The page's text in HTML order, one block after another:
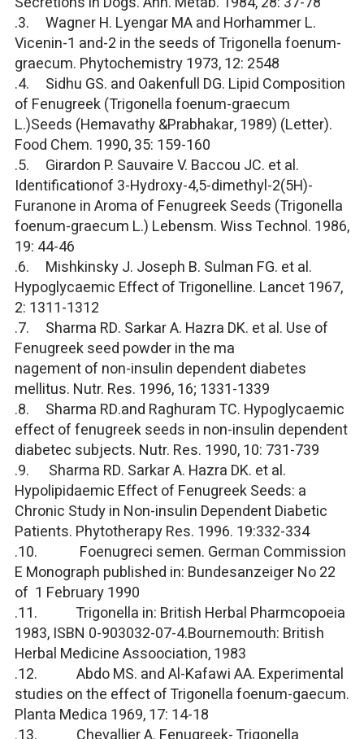
.3. Wagner H. Lyengar MA and Horhammer L.
Vicenin-1 and-2 in the seeds of Trigonella foenum-
graecum. Phytochemistry 1973, 12: 2548
.4. Sidhu GS. and Oakenfull DG. Lipid Composition
of Fenugreek (Trigonella foenum-graecum
L.)Seeds (Hemavathy &Prabhakar, 1989) (Letter).
Food Chem. 1990, 35: 159-160
.5. Girardon P. Sauvaire V. Baccou JC. et al.
Identificationof 3-Hydroxy-4,5-dimethyl-2(5H)-
Furanone in Aroma of Fenugreek Seeds (Trigonella
foenum-graecum L.) Lebensm. Wiss Technol. 1986,
19: 44-46
.6. Mishkinsky J. Joseph B. Sulman FG. et al.
Hypoglycaemic Effect of Trigonelline. Lancet 1967,
2: 1311-1312
.7. Sharma RD. Sarkar A. Hazra DK. et al. Use of
Fenugreek seed powder in the ma
nagement of non-insulin dependent diabetes
mellitus. Nutr. Res. 1996, 16; 1331-1339
.8. Sharma RD.and Raghuram TC. Hypoglycaemic
effect of fenugreek seeds in non-insulin dependent
diabetec subjects. Nutr. Res. 1990, 10: 731-739
.9. Sharma RD. Sarkar A. Hazra DK. et al.
Hypolipidaemic Effect of Fenugreek Seeds: a
Chronic Study in Non-insulin Dependent Diabetic
Patients. Phytotherapy Res. 1996. 19:332-334
.10. Foenugreci semen. German Commission
E Monograph published in: Bundesanzeiger No 22
of 1 February 1990
.11. Trigonella in: British Herbal Pharmcopoeia
1983, ISBN 0-903032-07-4.Bournemouth: British
Herbal Medicine Assoociation, 1983
.12. Abdo MS. and Al-Kafawi AA. Experimental
studies on the effect of Trigonella foenum-gaecum.
Planta Medica 1969, 17: 14-18